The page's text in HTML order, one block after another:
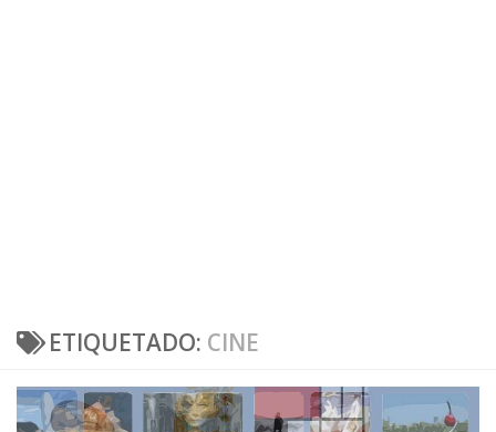
ETIQUETADO: CINE